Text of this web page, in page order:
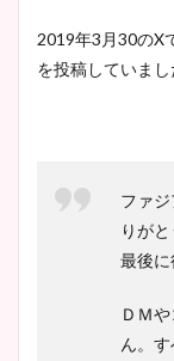
2019年3月30のX
を投稿していまし
ファ
りが
最後に
ＤＭ
ん。